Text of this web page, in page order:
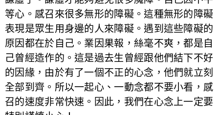
等心。感召來很多無形的障礙。這種無形的障礙
表現是眾生用身邊的人來障礙。遇到這些障礙的
原因都在於自己。業因果報，絲毫不爽，都是自
己曾經造作的。這是過去生曾經跟他們結下不好
的因緣，由於有了一個不正的心念，他們就立刻
全部到齊。所以一起心、一動念都不要小看，感
召的速度非常快速。因此，我們在心念上一定要